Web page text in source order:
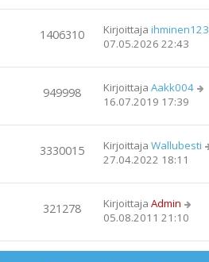
1406310 Kirjoittaja ihminen123
07.05.2026 22:43
949998 Kirjoittaja Aakk004
16.07.2019 17:39
3330015 Kirjoittaja Wallubesti
27.04.2022 18:11
321278 Kirjoittaja Admin
05.08.2011 21:10